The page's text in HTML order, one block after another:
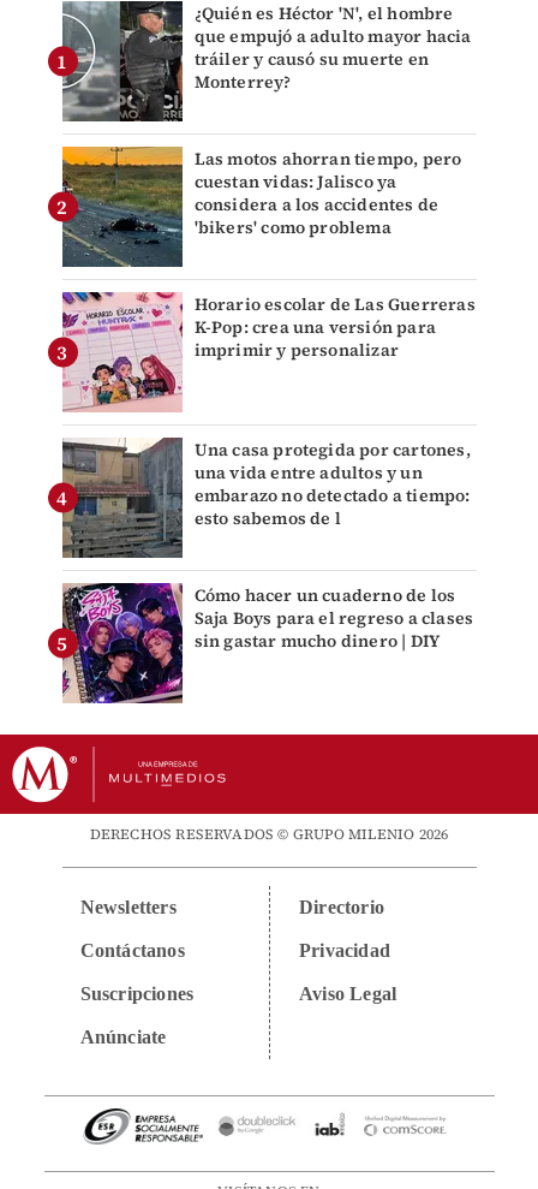
¿Quién es Héctor 'N', el hombre
que empujó a adulto mayor hacia
tráiler y causó su muerte en
Monterrey?
Las motos ahorran tiempo, pero
cuestan vidas: Jalisco ya
considera a los accidentes de
'bikers' como problema
Horario escolar de Las Guerreras
K-Pop: crea una versión para
imprimir y personalizar
Una casa protegida por cartones,
una vida entre adultos y un
embarazo no detectado a tiempo:
esto sabemos de l
Cómo hacer un cuaderno de los
Saja Boys para el regreso a clases
sin gastar mucho dinero | DIY
DERECHOS RESERVADOS © GRUPO MILENIO 2026
Newsletters
Contáctanos
Suscripciones
Anúnciate
Directorio
Privacidad
Aviso Legal